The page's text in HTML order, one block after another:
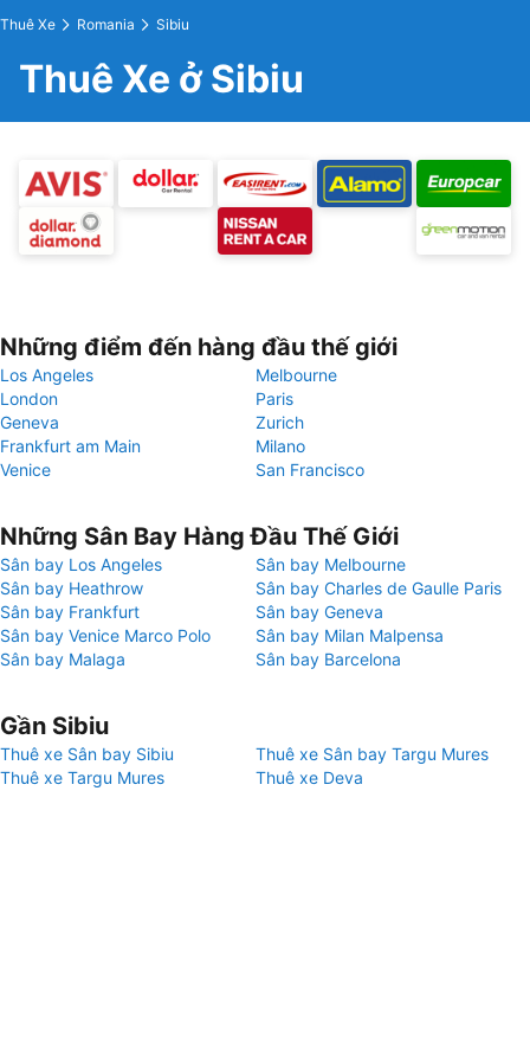
Thuê Xe Romania Sibiu
Thuê Xe ở Sibiu
Những điểm đến hàng đầu thế giới
Los Angeles
Melbourne
London
Paris
Geneva
Zurich
Frankfurt am Main
Milano
Venice
San Francisco
Những Sân Bay Hàng Đầu Thế Giới
Sân bay Los Angeles
Sân bay Melbourne
Sân bay Heathrow
Sân bay Charles de Gaulle Paris
Sân bay Frankfurt
Sân bay Geneva
Sân bay Venice Marco Polo
Sân bay Milan Malpensa
Sân bay Malaga
Sân bay Barcelona
Gần Sibiu
Thuê xe Sân bay Sibiu
Thuê xe Sân bay Targu Mures
Thuê xe Targu Mures
Thuê xe Deva